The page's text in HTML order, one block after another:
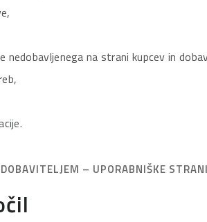
nedobavljenega na strani kupcev in
– UPORABNIŠKE STRANI